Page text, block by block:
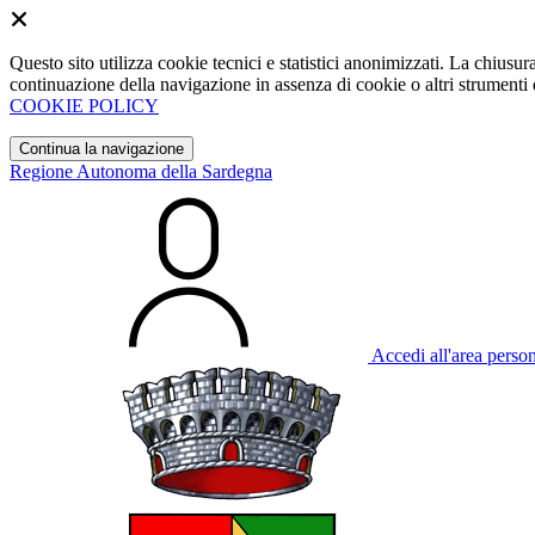
Questo sito utilizza cookie tecnici e statistici anonimizzati. La
continuazione della navigazione in assenza di cookie o altri
COOKIE POLICY
Continua la navigazione
Regione Autonoma della Sardegna
Accedi all'area